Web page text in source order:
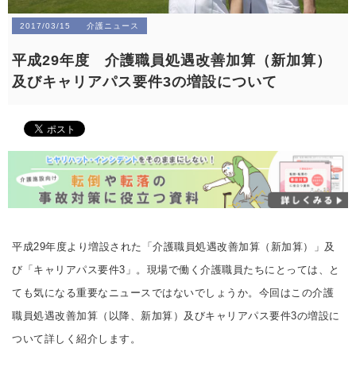
2017/03/15 介護ニュース
平成29年度 介護職員処遇改善加算（新加算）
及びキャリアパス要件3の増設について
平成29年度より増設された「介護職員処遇改善加算（新加算）」及
び「キャリアパス要件3」。現場で働く介護職員たちにとっては、と
ても気になる重要なニュースではないでしょうか。今回はこの介護
職員処遇改善加算（以降、新加算）及びキャリアパス要件3の増設に
ついて詳しく紹介します。